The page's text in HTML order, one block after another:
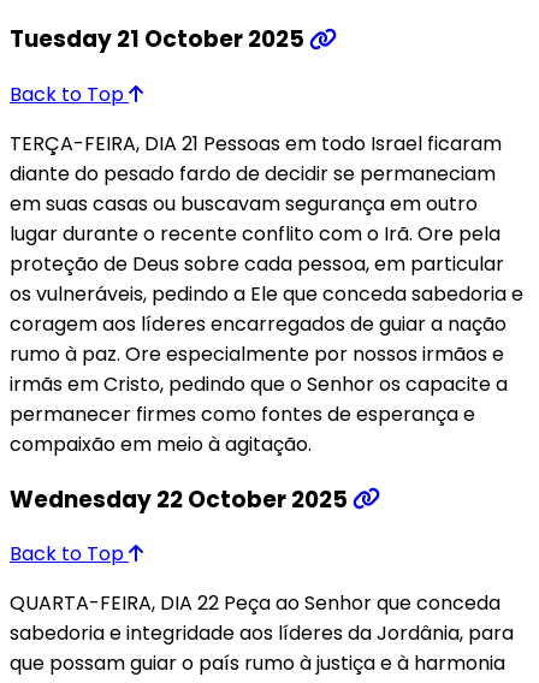
Tuesday 21 October 2025
Back to Top
TERÇA-FEIRA, DIA 21 Pessoas em todo Israel ficaram
diante do pesado fardo de decidir se permaneciam
em suas casas ou buscavam segurança em outro
lugar durante o recente conflito com o Irã. Ore pela
proteção de Deus sobre cada pessoa, em particular
os vulneráveis, pedindo a Ele que conceda sabedoria e
coragem aos líderes encarregados de guiar a nação
rumo à paz. Ore especialmente por nossos irmãos e
irmãs em Cristo, pedindo que o Senhor os capacite a
permanecer firmes como fontes de esperança e
compaixão em meio à agitação.
Wednesday 22 October 2025
Back to Top
QUARTA-FEIRA, DIA 22 Peça ao Senhor que conceda
sabedoria e integridade aos líderes da Jordânia, para
que possam guiar o país rumo à justiça e à harmonia